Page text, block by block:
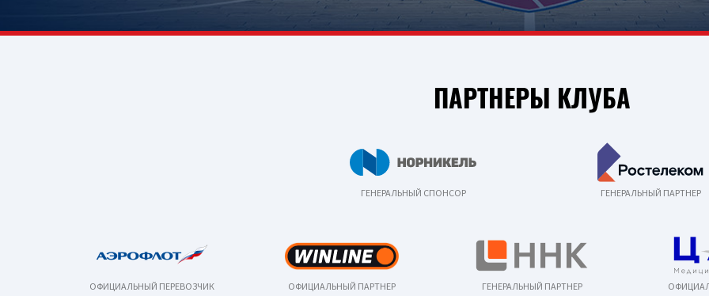
ПАРТНЕРЫ КЛУБА
ГЕНЕРАЛЬНЫЙ СПОНСОР ГЕНЕРАЛЬНЫЙ ПАРТНЕР
ОФИЦИАЛЬНЫЙ ПЕРЕВОЗЧИК ОФИЦИАЛЬНЫЙ ПАРТНЕР ГЕНЕРАЛЬНЫЙ ПАРТНЕР